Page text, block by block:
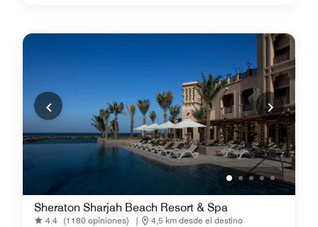
Sheraton Sharjah Beach Resort & Spa
4.4 (1180 opiniones) |
4,5 km desde el destino